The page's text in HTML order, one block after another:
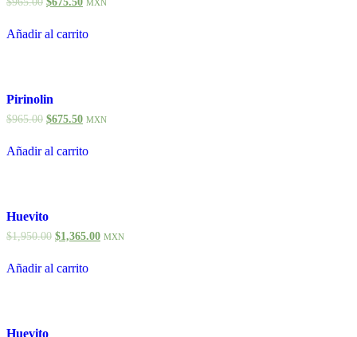
MXN
Añadir al carrito
Pirinolin
$965.00 $675.50 MXN
Añadir al carrito
Huevito
$1,950.00 $1,365.00 MXN
Añadir al carrito
Huevito